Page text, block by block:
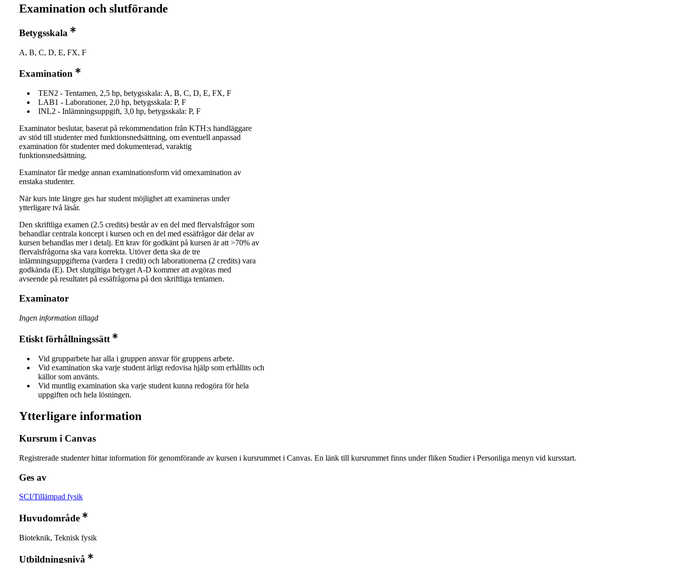
Examination och slutförande
Betygsskala
A, B, C, D, E, FX, F
Examination
TEN2 - Tentamen, 2,5 hp, betygsskala: A, B, C, D, E, FX, F
LAB1 - Laborationer, 2,0 hp, betygsskala: P, F
INL2 - Inlämningsuppgift, 3,0 hp, betygsskala: P, F
Examinator beslutar, baserat på rekommendation från KTH:s handläggare
av stöd till studenter med funktionsnedsättning, om eventuell anpassad
examination för studenter med dokumenterad, varaktig
funktionsnedsättning.
Examinator får medge annan examinationsform vid omexamination av
enstaka studenter.
När kurs inte längre ges har student möjlighet att examineras under
ytterligare två läsår.
Den skriftliga examen (2.5 credits) består av en del med flervalsfrågor som
behandlar centrala koncept i kursen och en del med essäfrågor där delar av
kursen behandlas mer i detalj. Ett krav för godkänt på kursen är att >70% av
flervalsfrågorna ska vara korrekta. Utöver detta ska de tre
inlämningsuppgifterna (vardera 1 credit) och laborationerna (2 credits) vara
godkända (E). Det slutgiltiga betyget A-D kommer att avgöras med
avseende på resultatet på essäfrågorna på den skriftliga tentamen.
Examinator
Ingen information tillagd
Etiskt förhållningssätt
Vid grupparbete har alla i gruppen ansvar för gruppens arbete.
Vid examination ska varje student ärligt redovisa hjälp som erhållits och
källor som använts.
Vid muntlig examination ska varje student kunna redogöra för hela
uppgiften och hela lösningen.
Ytterligare information
Kursrum i Canvas
Registrerade studenter hittar information för genomförande av kursen i kursrummet i Canvas. En länk till kursrummet finns under fliken Studier i Personliga menyn vid kursstart.
Ges av
SCI/Tillämpad fysik
Huvudområde
Bioteknik, Teknisk fysik
Utbildningsnivå